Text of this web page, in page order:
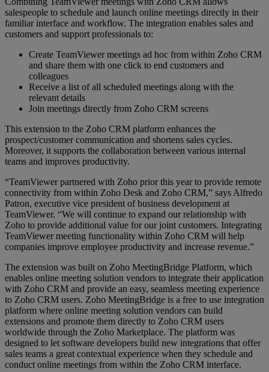
salespeople to schedule and launch online meetings directly in their
familiar interface and workflow. The integration enables sales and
customers and support professionals to:
Create TeamViewer meetings ad hoc from within Zoho CRM
and share them with one click to end customers and
colleagues
Receive a list of all scheduled meetings along with the
relevant details
Join meetings directly from Zoho CRM screens
This extension to the Zoho CRM platform enhances the
prospect/customer communication and shortens sales cycles.
Moreover, it supports the collaboration between various internal
teams and improves productivity.
“TeamViewer partnered with Zoho prior this year to provide remote
connectivity from within Zoho Desk and Zoho CRM,” says Alfredo
Patron, executive vice president of business development at
TeamViewer. “We will continue to expand our relationship with
Zoho to provide additional value for our joint customers. Integrating
TeamViewer meeting functionality within Zoho CRM will help
companies improve employee productivity and increase revenue.”
The extension was built on Zoho MeetingBridge Platform, which
enables online meeting solution vendors to integrate their application
with Zoho CRM and provide an easy, seamless meeting experience
to Zoho CRM users. Zoho MeetingBridge is a free to use integration
platform where online meeting solution vendors can build
extensions and promote them directly to Zoho CRM users
worldwide through the Zoho Marketplace. The platform was
designed to let software developers build new integrations that offer
sales teams a great contextual experience when they schedule and
conduct online meetings from within the Zoho CRM interface.